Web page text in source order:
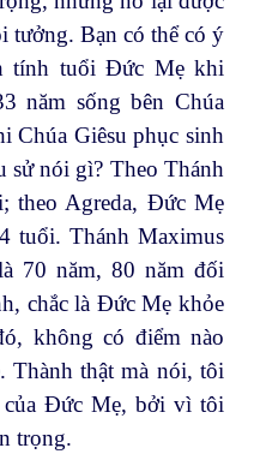
tưởng. Bạn có thể có ý
tính tuổi Đức Mẹ khi
năm sống bên Chúa
Chúa Giêsu phục sinh
sử nói gì? Theo Thánh
theo Agreda, Đức Mẹ
tuổi. Thánh Maximus
70 năm, 80 năm đối
chắc là Đức Mẹ khỏe
không có điểm nào
Thành thật mà nói, tôi
Đức Mẹ, bởi vì tôi
trọng.